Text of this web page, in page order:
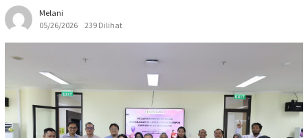
Melani
05/26/2026
239 Dilihat